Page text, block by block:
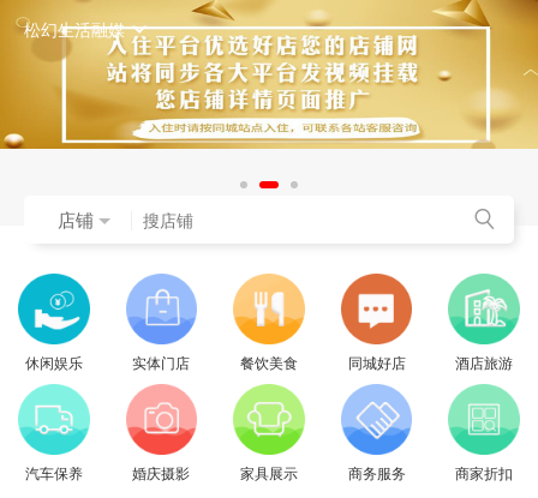
松幻生活融媒
店铺
休闲娱乐 实体门店 餐饮美食 同城好店 酒店旅游
汽车保养 婚庆摄影 家具展示 商务服务 商家折扣